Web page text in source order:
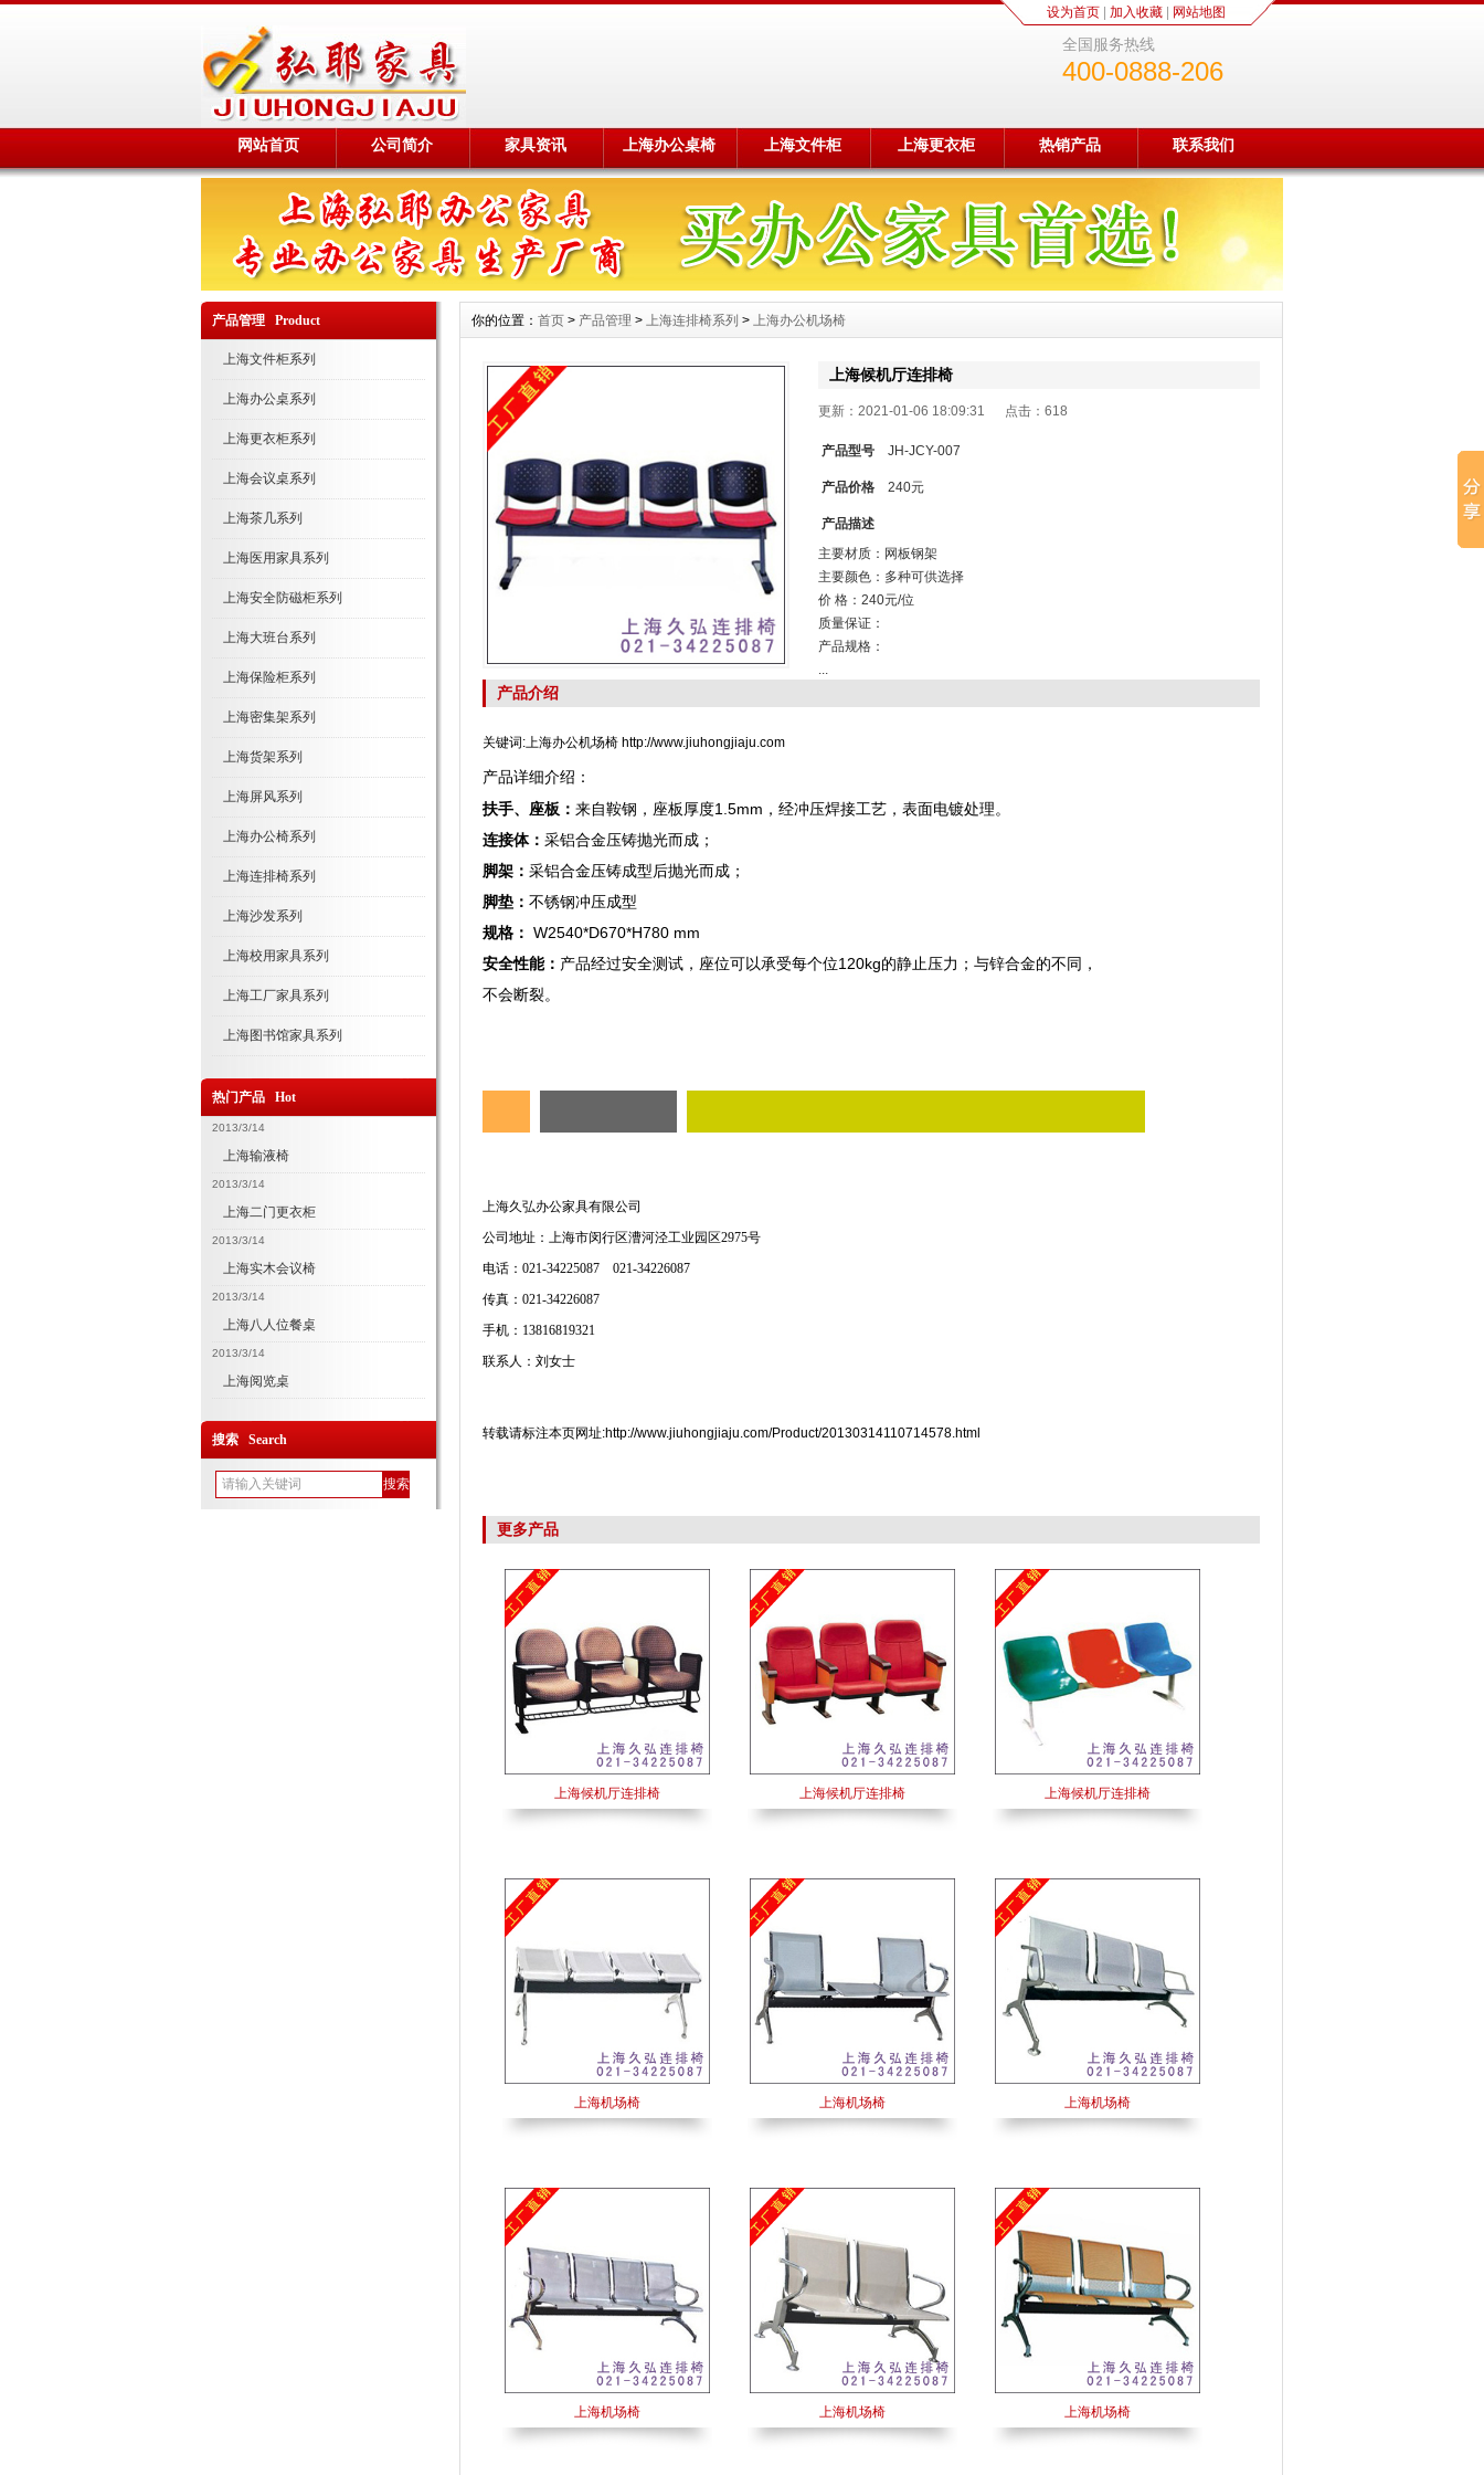
设为首页| 加入收藏| 网站地图
全国服务热线
400-0888-206
网站首页 公司简介 家具资讯 上海办公桌椅 上海文件柜 上海更衣柜 热销产品 联系我们
产品管理 Product
上海文件柜系列
上海办公桌系列
上海更衣柜系列
上海会议桌系列
上海茶几系列
上海医用家具系列
上海安全防磁柜系列
上海大班台系列
上海保险柜系列
上海密集架系列
上海货架系列
上海屏风系列
上海办公椅系列
上海连排椅系列
上海沙发系列
上海校用家具系列
上海工厂家具系列
上海图书馆家具系列
热门产品 Hot
2013/3/14
上海输液椅
2013/3/14
上海二门更衣柜
2013/3/14
上海实木会议椅
2013/3/14
上海八人位餐桌
2013/3/14
上海阅览桌
搜索 Search
你的位置： 首页 > 产品管理 > 上海连排椅系列 > 上海办公机场椅
上海候机厅连排椅
更新：2021-01-06 18:09:31 点击： 618
产品型号 JH-JCY-007
产品价格 240元
产品描述
主要材质：网板钢架
主要颜色：多种可供选择
价 格：240元/位
质量保证：
产品规格：
...
产品介绍
关键词:上海办公机场椅 http://www.jiuhongjiaju.com
产品详细介绍：
扶手、座板： 来自鞍钢，座板厚度1.5mm，经冲压焊接工艺，表面电镀处理。
连接体： 采铝合金压铸抛光而成；
脚架： 采铝合金压铸成型后抛光而成；
脚垫： 不锈钢冲压成型
规格： W2540*D670*H780 mm
安全性能： 产品经过安全测试，座位可以承受每个位120kg的静止压力；与锌合金的不同，
不会断裂。
上海久弘办公家具有限公司
公司地址：上海市闵行区漕河泾工业园区2975号
电话： 021-34225087 021-34226087
传真： 021-34226087
手机： 13816819321
联系人：刘女士
转载请标注本页网址:http://www.jiuhongjiaju.com/Product/20130314110714578.html
更多产品
上海候机厅连排椅 上海候机厅连排椅 上海候机厅连排椅
上海机场椅 上海机场椅 上海机场椅
上海机场椅 上海机场椅 上海机场椅